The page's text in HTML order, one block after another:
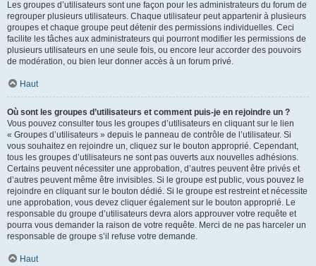
Les groupes d’utilisateurs sont une façon pour les administrateurs du forum de
regrouper plusieurs utilisateurs. Chaque utilisateur peut appartenir à plusieurs
groupes et chaque groupe peut détenir des permissions individuelles. Ceci
facilite les tâches aux administrateurs qui pourront modifier les permissions de
plusieurs utilisateurs en une seule fois, ou encore leur accorder des pouvoirs
de modération, ou bien leur donner accès à un forum privé.
Haut
Où sont les groupes d’utilisateurs et comment puis-je en rejoindre un ?
Vous pouvez consulter tous les groupes d’utilisateurs en cliquant sur le lien
« Groupes d’utilisateurs » depuis le panneau de contrôle de l’utilisateur. Si
vous souhaitez en rejoindre un, cliquez sur le bouton approprié. Cependant,
tous les groupes d’utilisateurs ne sont pas ouverts aux nouvelles adhésions.
Certains peuvent nécessiter une approbation, d’autres peuvent être privés et
d’autres peuvent même être invisibles. Si le groupe est public, vous pouvez le
rejoindre en cliquant sur le bouton dédié. Si le groupe est restreint et nécessite
une approbation, vous devez cliquer également sur le bouton approprié. Le
responsable du groupe d’utilisateurs devra alors approuver votre requête et
pourra vous demander la raison de votre requête. Merci de ne pas harceler un
responsable de groupe s’il refuse votre demande.
Haut